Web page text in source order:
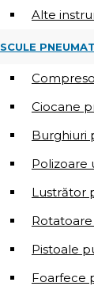
Alte
SCULE
Ciocane
Burghiuri
Polizoare
Lustrător
Pistoale
Foarfece